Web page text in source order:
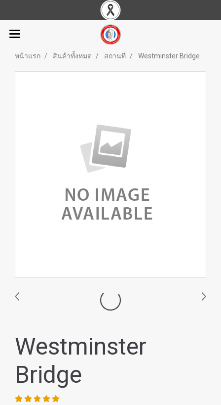
หน้าแรก สินค้าทั้งหมด สถานที่ Westminster Bridge
Westminster
Bridge